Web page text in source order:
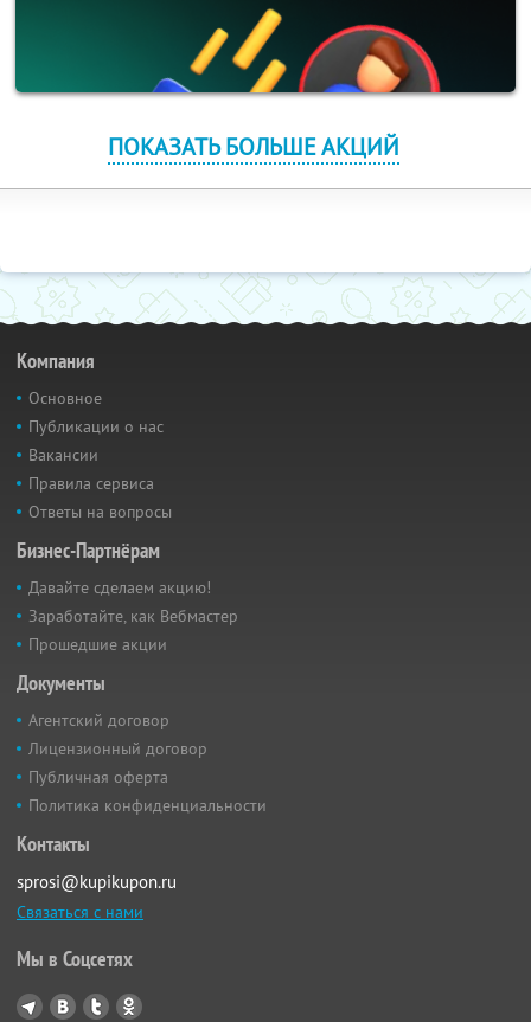
ПОКАЗАТЬ БОЛЬШЕ АКЦИЙ
Компания
Основное
Публикации о нас
Вакансии
Правила сервиса
Ответы на вопросы
Бизнес-Партнёрам
Давайте сделаем акцию!
Заработайте, как Вебмастер
Прошедшие акции
Документы
Агентский договор
Лицензионный договор
Публичная оферта
Политика конфиденциальности
Контакты
sprosi@kupikupon.ru
Связаться с нами
Мы в Соцсетях